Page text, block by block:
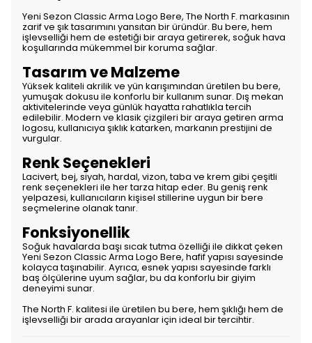
Yeni Sezon Classic Arma Logo Bere, The North F. markasının
zarif ve şık tasarımını yansıtan bir üründür. Bu bere, hem
işlevselliği hem de estetiği bir araya getirerek, soğuk hava
koşullarında mükemmel bir koruma sağlar.
Tasarım ve Malzeme
Yüksek kaliteli akrilik ve yün karışımından üretilen bu bere,
yumuşak dokusu ile konforlu bir kullanım sunar. Dış mekan
aktivitelerinde veya günlük hayatta rahatlıkla tercih
edilebilir. Modern ve klasik çizgileri bir araya getiren arma
logosu, kullanıcıya şıklık katarken, markanın prestijini de
vurgular.
Renk Seçenekleri
Lacivert, bej, siyah, hardal, vizon, taba ve krem gibi çeşitli
renk seçenekleri ile her tarza hitap eder. Bu geniş renk
yelpazesi, kullanıcıların kişisel stillerine uygun bir bere
seçmelerine olanak tanır.
Fonksiyonellik
Soğuk havalarda başı sıcak tutma özelliği ile dikkat çeken
Yeni Sezon Classic Arma Logo Bere, hafif yapısı sayesinde
kolayca taşınabilir. Ayrıca, esnek yapısı sayesinde farklı
baş ölçülerine uyum sağlar, bu da konforlu bir giyim
deneyimi sunar.
The North F. kalitesi ile üretilen bu bere, hem şıklığı hem de
işlevselliği bir arada arayanlar için ideal bir tercihtir.